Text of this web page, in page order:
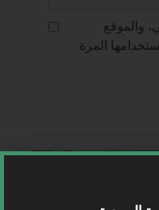
والموقع
المرة